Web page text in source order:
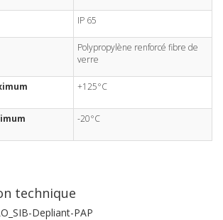
IP 65
Polypropylène renforcé fibre de
verre
+125°C
-20°C
technique
Depliant-PAP